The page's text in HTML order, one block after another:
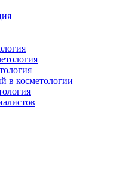
в косметологии